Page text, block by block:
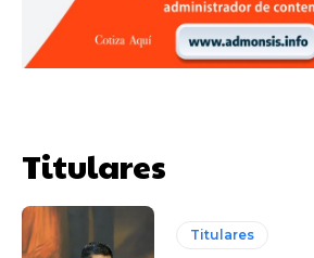
Titulares
Titulares